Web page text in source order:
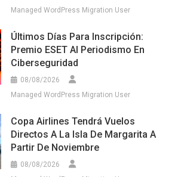
Managed WordPress Migration User
Últimos Días Para Inscripción:
Premio ESET Al Periodismo En
Ciberseguridad
08/08/2026
Managed WordPress Migration User
Copa Airlines Tendrá Vuelos
Directos A La Isla De Margarita A
Partir De Noviembre
08/08/2026